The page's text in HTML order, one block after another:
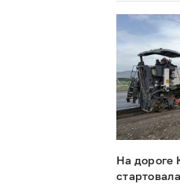
На дороге